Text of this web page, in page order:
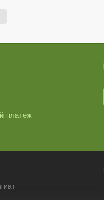
платеж